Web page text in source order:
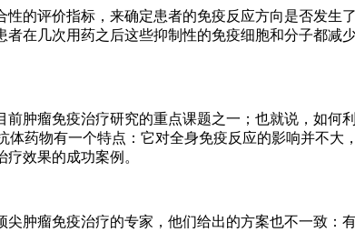
性的评价指标，来确定患者的免疫反应方向是否发
者在几次用药之后这些抑制性的免疫细胞和分子都
前肿瘤免疫治疗研究的重点课题之一；也就说，如
体药物有一个特点：它对全身免疫反应的影响并不
效果的成功案例。
尖肿瘤免疫治疗的专家，他们给出的方案也不一致